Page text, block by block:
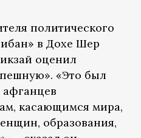
политического
в Дохе Шер
оценил
«Это был
касающимся мира,
образования,